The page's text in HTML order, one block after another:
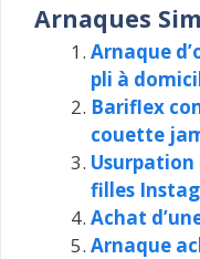
Arnaques
Arnaque
pli à
Bariflex
couette
filles
Achat
Arnaque